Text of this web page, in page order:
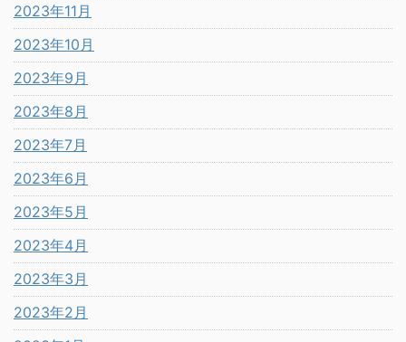
2023年11月
2023年10月
2023年9月
2023年8月
2023年7月
2023年6月
2023年5月
2023年4月
2023年3月
2023年2月